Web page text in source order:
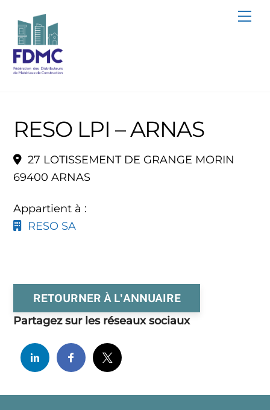
content
RESO LPI – ARNAS
27 LOTISSEMENT DE GRANGE MORIN
69400 ARNAS
Appartient à :
RESO SA
RETOURNER À L'ANNUAIRE
Partagez sur les réseaux sociaux